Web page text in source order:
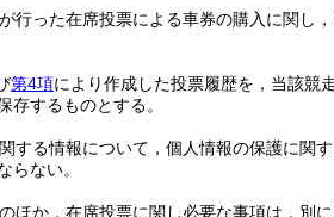
行った在席投票による車券の購入に関し
第4項により作成した投票履歴を，当該競
存するものとする。
する情報について，個人情報の保護に関
らない。
ほか，在席投票に関し必要な事項は，別に